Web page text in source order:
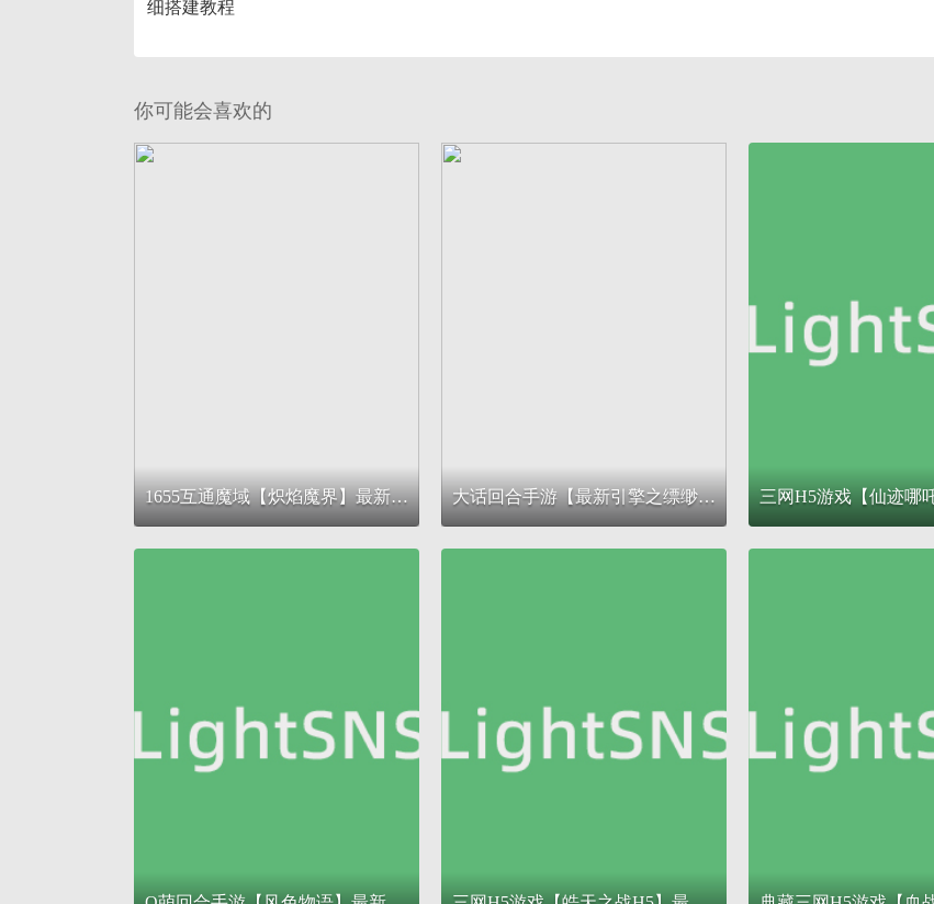
你可能会喜欢的
1655互通魔域【炽焰魔界】最新整理Win系半手工服务端+本地验证+本地注册+全套工具+详细搭建教程 大话回合手游【最新引擎之缥缈西游修复版本】最新整理Linux手工服务端+安卓苹果双端+管理后台+详细搭建教程+视频教程